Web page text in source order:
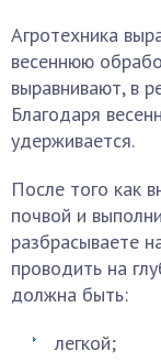
Агротехника
весеннюю
выравнивают, в
Благодаря
удерживается.
После того как
почвой и
разбрасываете
проводить на
должна быть:
легкой;